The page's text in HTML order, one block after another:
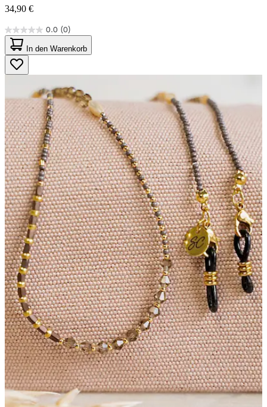
34,90 €
0.0 (0)
0.0
von
5
Sternen.
In den Warenkorb